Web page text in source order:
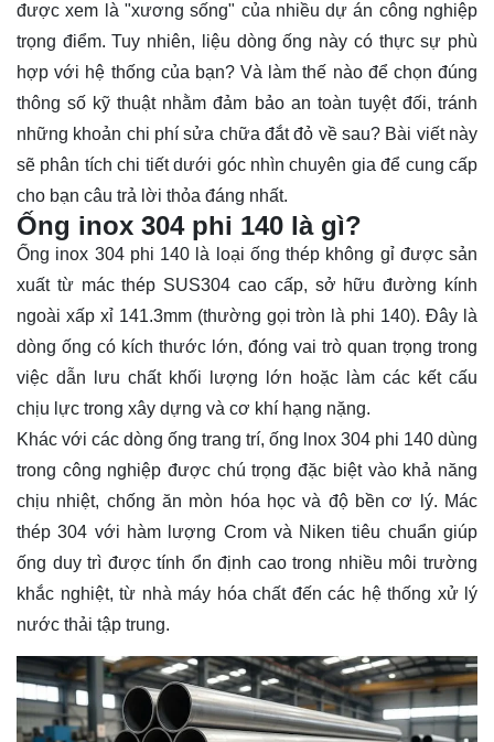
được xem là "xương sống" của nhiều dự án công nghiệp
trọng điểm. Tuy nhiên, liệu dòng ống này có thực sự phù
hợp với hệ thống của bạn? Và làm thế nào để chọn đúng
thông số kỹ thuật nhằm đảm bảo an toàn tuyệt đối, tránh
những khoản chi phí sửa chữa đắt đỏ về sau? Bài viết này
sẽ phân tích chi tiết dưới góc nhìn chuyên gia để cung cấp
cho bạn câu trả lời thỏa đáng nhất.
Ống inox 304 phi 140 là gì?
Ống inox 304 phi 140 là loại ống thép không gỉ được sản
xuất từ mác thép SUS304 cao cấp, sở hữu đường kính
ngoài xấp xỉ 141.3mm (thường gọi tròn là phi 140). Đây là
dòng ống có kích thước lớn, đóng vai trò quan trọng trong
việc dẫn lưu chất khối lượng lớn hoặc làm các kết cấu
chịu lực trong xây dựng và cơ khí hạng nặng.
Khác với các dòng ống trang trí, ống lnox 304 phi 140 dùng
trong công nghiệp được chú trọng đặc biệt vào khả năng
chịu nhiệt, chống ăn mòn hóa học và độ bền cơ lý. Mác
thép 304 với hàm lượng Crom và Niken tiêu chuẩn giúp
ống duy trì được tính ổn định cao trong nhiều môi trường
khắc nghiệt, từ nhà máy hóa chất đến các hệ thống xử lý
nước thải tập trung.